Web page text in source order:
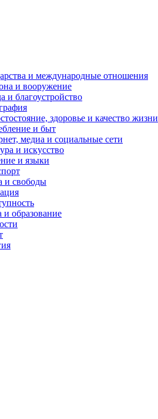
и международные отношения
и вооружение
и благоустройство
здоровье и качество жизни
и быт
медиа и социальные сети
и искусство
и языки
и свободы
и образование